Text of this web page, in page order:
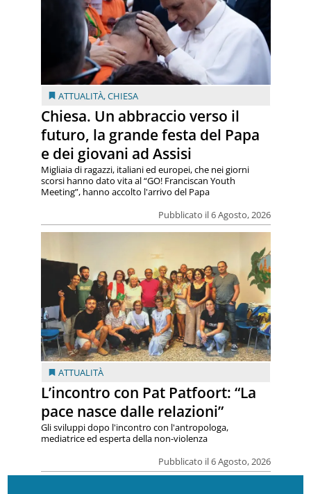
ATTUALITÀ,CHIESA
Chiesa. Un abbraccio verso il
futuro, la grande festa del Papa
e dei giovani ad Assisi
Pubblicato il 6 Agosto, 2026
Migliaia di ragazzi, italiani ed europei, che nei giorni
scorsi hanno dato vita al “GO! Franciscan Youth
Meeting”, hanno accolto l'arrivo del Papa
ATTUALITÀ
L’incontro con Pat Patfoort: “La
pace nasce dalle relazioni”
Pubblicato il 6 Agosto, 2026
Gli sviluppi dopo l'incontro con l'antropologa,
mediatrice ed esperta della non-violenza